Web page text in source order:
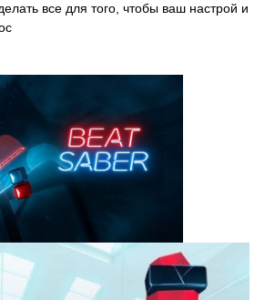
все для того, чтобы ваш настрой и